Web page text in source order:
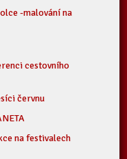
-malování na
cestovního
červnu
na festivalech